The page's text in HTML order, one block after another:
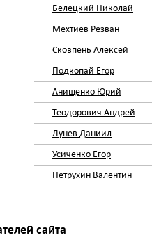
Белецкий Николай
Мехтиев Резван
Сковпень Алексей
Подкопай Егор
Анищенко Юрий
Теодорович Андрей
Лунев Даниил
Усиченко Егор
Петрухин Валентин
сайта